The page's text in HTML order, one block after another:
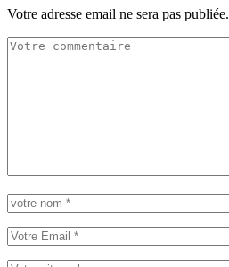
Votre adresse email ne sera pas publiée.